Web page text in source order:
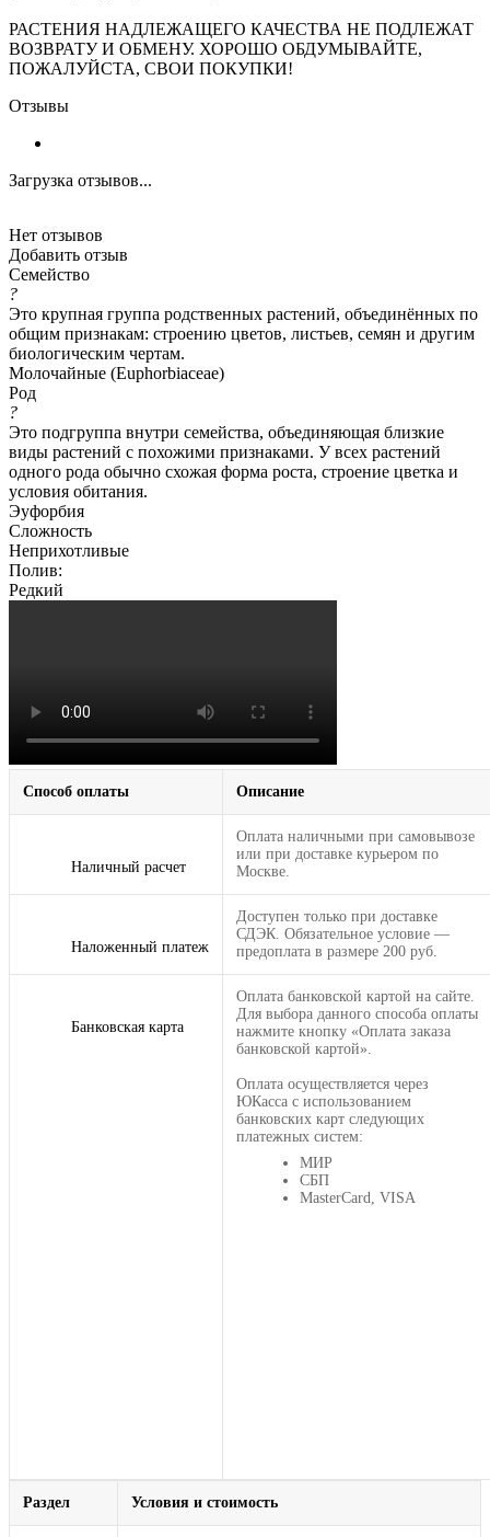
РАСТЕНИЯ НАДЛЕЖАЩЕГО КАЧЕСТВА НЕ ПОДЛЕЖАТ
ВОЗВРАТУ И ОБМЕНУ. ХОРОШО ОБДУМЫВАЙТЕ,
ПОЖАЛУЙСТА, СВОИ ПОКУПКИ!
Отзывы
Загрузка отзывов...
Нет отзывов
Добавить отзыв
Семейство
?
Это крупная группа родственных растений, объединённых по
общим признакам: строению цветов, листьев, семян и другим
биологическим чертам.
Молочайные (Euphorbiaceae)
Род
?
Это подгруппа внутри семейства, объединяющая близкие
виды растений с похожими признаками. У всех растений
одного рода обычно схожая форма роста, строение цветка и
условия обитания.
Эуфорбия
Сложность
Неприхотливые
Полив:
Редкий
Способ оплаты Описание
Наличный расчет
Оплата наличными при самовывозе
или при доставке курьером по
Москве.
Наложенный платеж
Доступен только при доставке
СДЭК. Обязательное условие —
предоплата в размере 200 руб.
Банковская карта
Оплата банковской картой на сайте.
Для выбора данного способа оплаты
нажмите кнопку «Оплата заказа
банковской картой».
Оплата осуществляется через
ЮКасса с использованием
банковских карт следующих
платежных систем:
МИР
СБП
MasterCard, VISA
Раздел Условия и стоимость